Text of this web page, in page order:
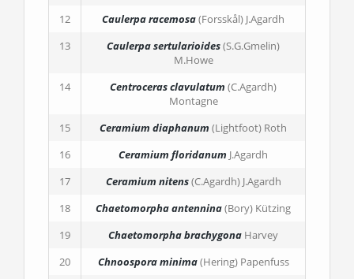
12
Caulerpa racemosa(Forsskål) J.Agardh
13
Caulerpa sertularioides(S.G.Gmelin)
M.Howe
14
Centroceras clavulatum (C.Agardh)
Montagne
15
Ceramium diaphanum (Lightfoot) Roth
16
Ceramium floridanum J.Agardh
17
Ceramium nitens(C.Agardh) J.Agardh
18
Chaetomorpha antennina(Bory) Kützing
19
Chaetomorpha brachygona Harvey
20
Chnoospora minima(Hering) Papenfuss